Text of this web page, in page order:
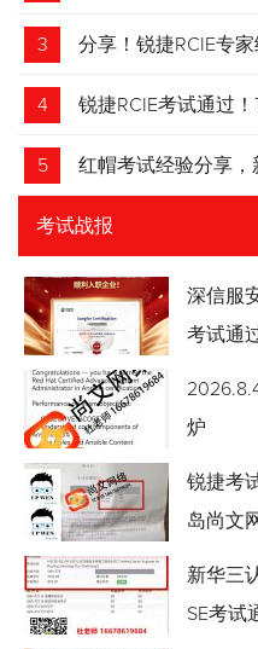
3 分享！锐捷RCIE专
4 锐捷RCIE考试通过
5 红帽考试经验分享，
踩坑
考试战报
深信服
考试通
炉
锐捷考
岛尚文
新华三
SE考试